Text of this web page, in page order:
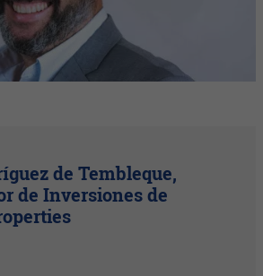
de Tembleque,
de Inversiones de